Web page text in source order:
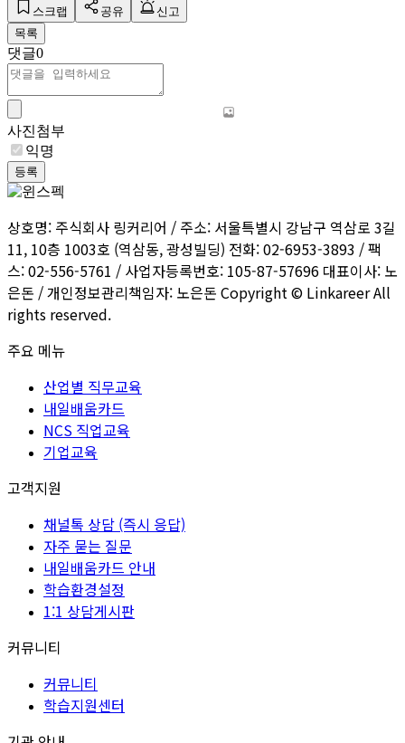
스크랩 공유
신고
목록
댓글0
사진첨부
익명
등록
상호명: 주식회사 링커리어 / 주소: 서울특별시 강남구 역삼로 3길
11, 10층 1003호 (역삼동, 광성빌딩) 전화: 02-6953-3893 / 팩
스: 02-556-5761 / 사업자등록번호: 105-87-57696 대표이사: 노
은돈 / 개인정보관리책임자: 노은돈 Copyright © Linkareer All
rights reserved.
주요 메뉴
산업별 직무교육
내일배움카드
NCS 직업교육
기업교육
고객지원
채널톡 상담 (즉시 응답)
자주 묻는 질문
내일배움카드 안내
학습환경설정
1:1 상담게시판
커뮤니티
커뮤니티
학습지원센터